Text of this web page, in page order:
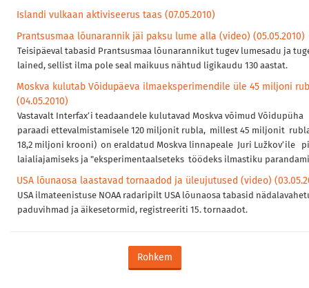
Islandi vulkaan aktiviseerus taas (07.05.2010)
Prantsusmaa lõunarannik jäi paksu lume alla (video) (05.05.2010)
Teisipäeval tabasid Prantsusmaa lõunarannikut tugev lumesadu ja
lained, sellist ilma pole seal maikuus nähtud ligikaudu 130 aastat.
Moskva kulutab Võidupäeva ilmaeksperimendile üle 45 miljoni
(04.05.2010)
Vastavalt Interfax’i teadaandele kulutavad Moskva võimud Võidupüha
paraadi ettevalmistamisele 120 miljonit rubla, millest 45 miljonit
18,2 miljoni krooni) on eraldatud Moskva linnapeale Juri Lužkov’ile
laialiajamiseks ja "eksperimentaalseteks töödeks ilmastiku
USA lõunaosa laastavad tornaadod ja üleujutused (video)
USA ilmateenistuse NOAA radaripilt USA lõunaosa tabasid
paduvihmad ja äikesetormid, registreeriti 15. tornaadot.
Rohkem